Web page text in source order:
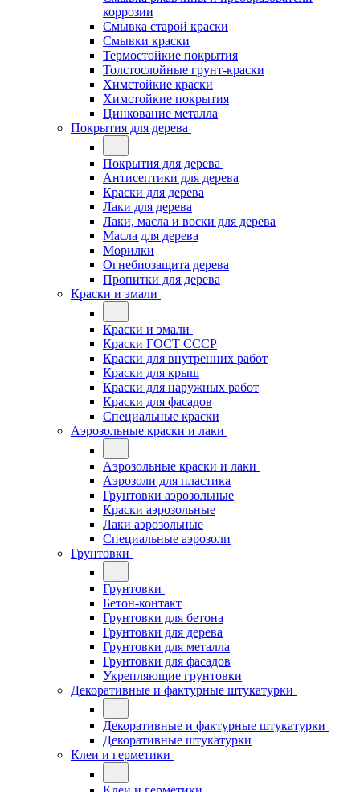
коррозии
Смывка старой краски
Смывки краски
Термостойкие покрытия
Толстослойные грунт-краски
Химстойкие краски
Химстойкие покрытия
Цинкование металла
Покрытия для дерева
Покрытия для дерева
Антисептики для дерева
Краски для дерева
Лаки для дерева
Лаки, масла и воски для дерева
Масла для дерева
Морилки
Огнебиозащита дерева
Пропитки для дерева
Краски и эмали
Краски и эмали
Краски ГОСТ СССР
Краски для внутренних работ
Краски для крыш
Краски для наружных работ
Краски для фасадов
Специальные краски
Аэрозольные краски и лаки
Аэрозольные краски и лаки
Аэрозоли для пластика
Грунтовки аэрозольные
Краски аэрозольные
Лаки аэрозольные
Специальные аэрозоли
Грунтовки
Грунтовки
Бетон-контакт
Грунтовки для бетона
Грунтовки для дерева
Грунтовки для металла
Грунтовки для фасадов
Укрепляющие грунтовки
Декоративные и фактурные штукатурки
Декоративные и фактурные штукатурки
Декоративные штукатурки
Клеи и герметики